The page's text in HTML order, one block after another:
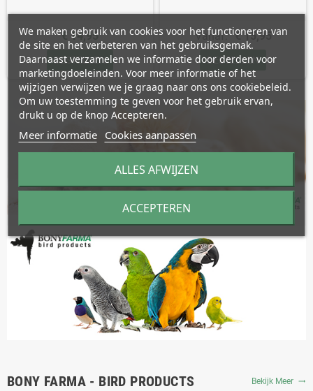
€ 14,95
BESTELLEN
Vanaf: € 15,95
BESTELLEN
BONY FARMA - BIRD PRODUCTS Bekijk Meer trending_flat
We maken gebruik van cookies voor het functioneren van
de site en het verbeteren van het gebruiksgemak.
Daarnaast verzamelen we informatie door derden voor
marketingdoeleinden. Voor meer informatie of het
wijzigen verwijzen we je graag naar ons ons cookiebeleid.
Om uw toestemming te geven voor het gebruik ervan,
drukt u op de knop Accepteren.
Meer informatie Cookies aanpassen
ALLES AFWIJZEN
ACCEPTEREN